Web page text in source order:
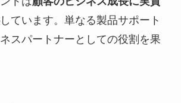
しています。単なる製品サポート
スパートナーとしての役割を果